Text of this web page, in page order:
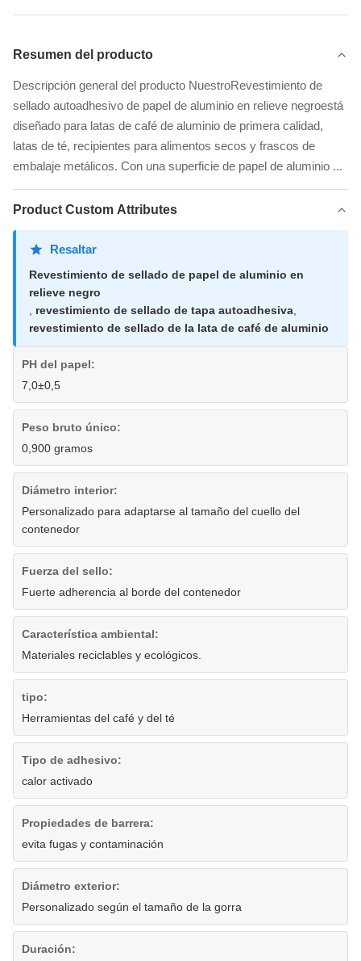
Resumen del producto
Descripción general del producto NuestroRevestimiento de
sellado autoadhesivo de papel de aluminio en relieve negroestá
diseñado para latas de café de aluminio de primera calidad,
latas de té, recipientes para alimentos secos y frascos de
embalaje metálicos. Con una superficie de papel de aluminio ...
Product Custom Attributes
Resaltar
Revestimiento de sellado de papel de aluminio en
relieve negro
revestimiento de sellado de tapa autoadhesiva
revestimiento de sellado de la lata de café de aluminio
PH del papel:
7,0±0,5
Peso bruto único:
0,900 gramos
Diámetro interior:
Personalizado para adaptarse al tamaño del cuello del
contenedor
Fuerza del sello:
Fuerte adherencia al borde del contenedor
Característica ambiental:
Materiales reciclables y ecológicos.
tipo:
Herramientas del café y del té
Tipo de adhesivo:
calor activado
Propiedades de barrera:
evita fugas y contaminación
Diámetro exterior:
Personalizado según el tamaño de la gorra
Duración: